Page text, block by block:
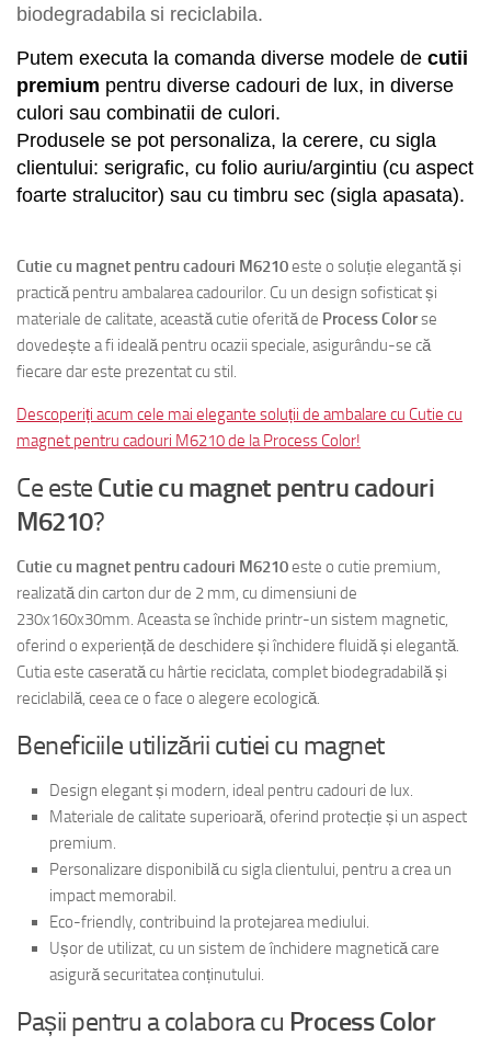
biodegradabila si reciclabila.
Putem executa la comanda diverse modele de cutii
premium pentru diverse cadouri de lux, in diverse
culori sau combinatii de culori.
Produsele se pot personaliza, la cerere, cu sigla
clientului: serigrafic, cu folio auriu/argintiu (cu aspect
foarte stralucitor) sau cu timbru sec (sigla apasata).
Cutie cu magnet pentru cadouri M6210este o soluție elegantă și
practică pentru ambalarea cadourilor. Cu un design sofisticat și
materiale de calitate, această cutie oferită de Process Colorse
dovedește a fi ideală pentru ocazii speciale, asigurându-se că
fiecare dar este prezentat cu stil.
Descoperiți acum cele mai elegante soluții de ambalare cu Cutie cu
magnet pentru cadouri M6210 de la Process Color!
Ce este Cutie cu magnet pentru cadouri
M6210?
Cutie cu magnet pentru cadouri M6210este o cutie premium,
realizată din carton dur de 2 mm, cu dimensiuni de
230x160x30mm. Aceasta se închide printr-un sistem magnetic,
oferind o experiență de deschidere și închidere fluidă și elegantă.
Cutia este caserată cu hârtie reciclata, complet biodegradabilă și
reciclabilă, ceea ce o face o alegere ecologică.
Beneficiile utilizării cutiei cu magnet
Design elegant și modern, ideal pentru cadouri de lux.
Materiale de calitate superioară, oferind protecție și un aspect
premium.
Personalizare disponibilă cu sigla clientului, pentru a crea un
impact memorabil.
Eco-friendly, contribuind la protejarea mediului.
Ușor de utilizat, cu un sistem de închidere magnetică care
asigură securitatea conținutului.
Pașii pentru a colabora cu Process Color